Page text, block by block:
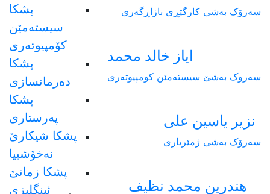
پشکا
سیستەمێن
کۆمپیوتەری
پشکا
دەرمانسازی
پشکا
پەرستاری
پشکا شیکارێ
نەخۆشییا
پشکا زمانێ
ئینگلیزی
سەرۆک بەشی کارگێڕی بازاڕگەری
ایاز خالد محمد
سەروک بەشێ سیستەمێن کومپیوتەری
نزیر یاسین علی
سەرۆک بەشی ژمێریاری
هندرین محمد نظيف